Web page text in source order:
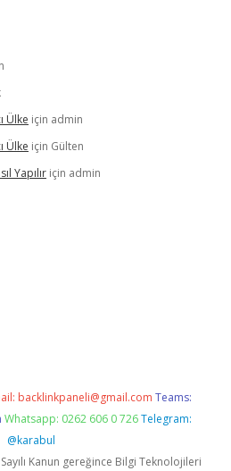
Ülke için admin
Ülke için Gülten
Yapılır için admin
backlinkpaneli@gmail.com Teams:
Whatsapp: 0262 606 0 726 Telegram:
@karabul
Kanun gereğince Bilgi Teknolojileri